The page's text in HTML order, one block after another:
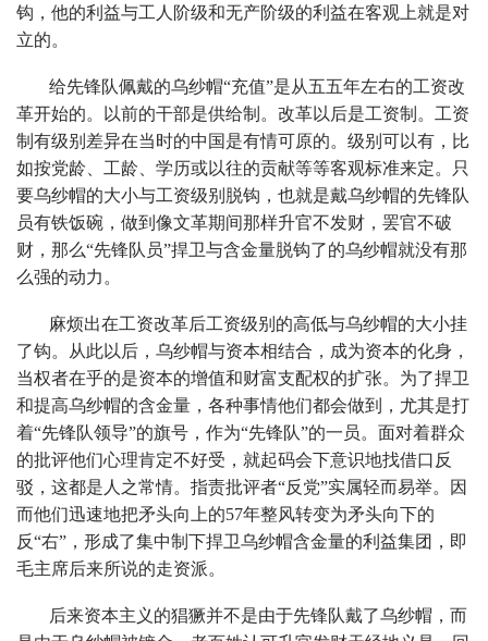
钩，他的利益与工人阶级和无产阶级的利益在客观上就是对
立的。
给先锋队佩戴的乌纱帽“充值”是从五五年左右的工资改
革开始的。以前的干部是供给制。改革以后是工资制。工资
制有级别差异在当时的中国是有情可原的。级别可以有，比
如按党龄、工龄、学历或以往的贡献等等客观标准来定。只
要乌纱帽的大小与工资级别脱钩，也就是戴乌纱帽的先锋队
员有铁饭碗，做到像文革期间那样升官不发财，罢官不破
财，那么“先锋队员”捍卫与含金量脱钩了的乌纱帽就没有那
么强的动力。
麻烦出在工资改革后工资级别的高低与乌纱帽的大小挂
了钩。从此以后，乌纱帽与资本相结合，成为资本的化身，
当权者在乎的是资本的增值和财富支配权的扩张。为了捍卫
和提高乌纱帽的含金量，各种事情他们都会做到，尤其是打
着“先锋队领导”的旗号，作为“先锋队”的一员。面对着群众
的批评他们心理肯定不好受，就起码会下意识地找借口反
驳，这都是人之常情。指责批评者“反党”实属轻而易举。因
而他们迅速地把矛头向上的57年整风转变为矛头向下的
反“右”，形成了集中制下捍卫乌纱帽含金量的利益集团，即
毛主席后来所说的走资派。
后来资本主义的猖獗并不是由于先锋队戴了乌纱帽，而